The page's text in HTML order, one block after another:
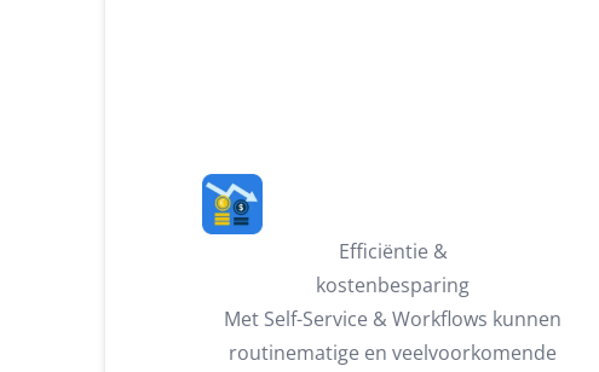
Efficiëntie &
kostenbesparing
Met Self-Service & Workflows kunnen
routinematige en veelvoorkomende